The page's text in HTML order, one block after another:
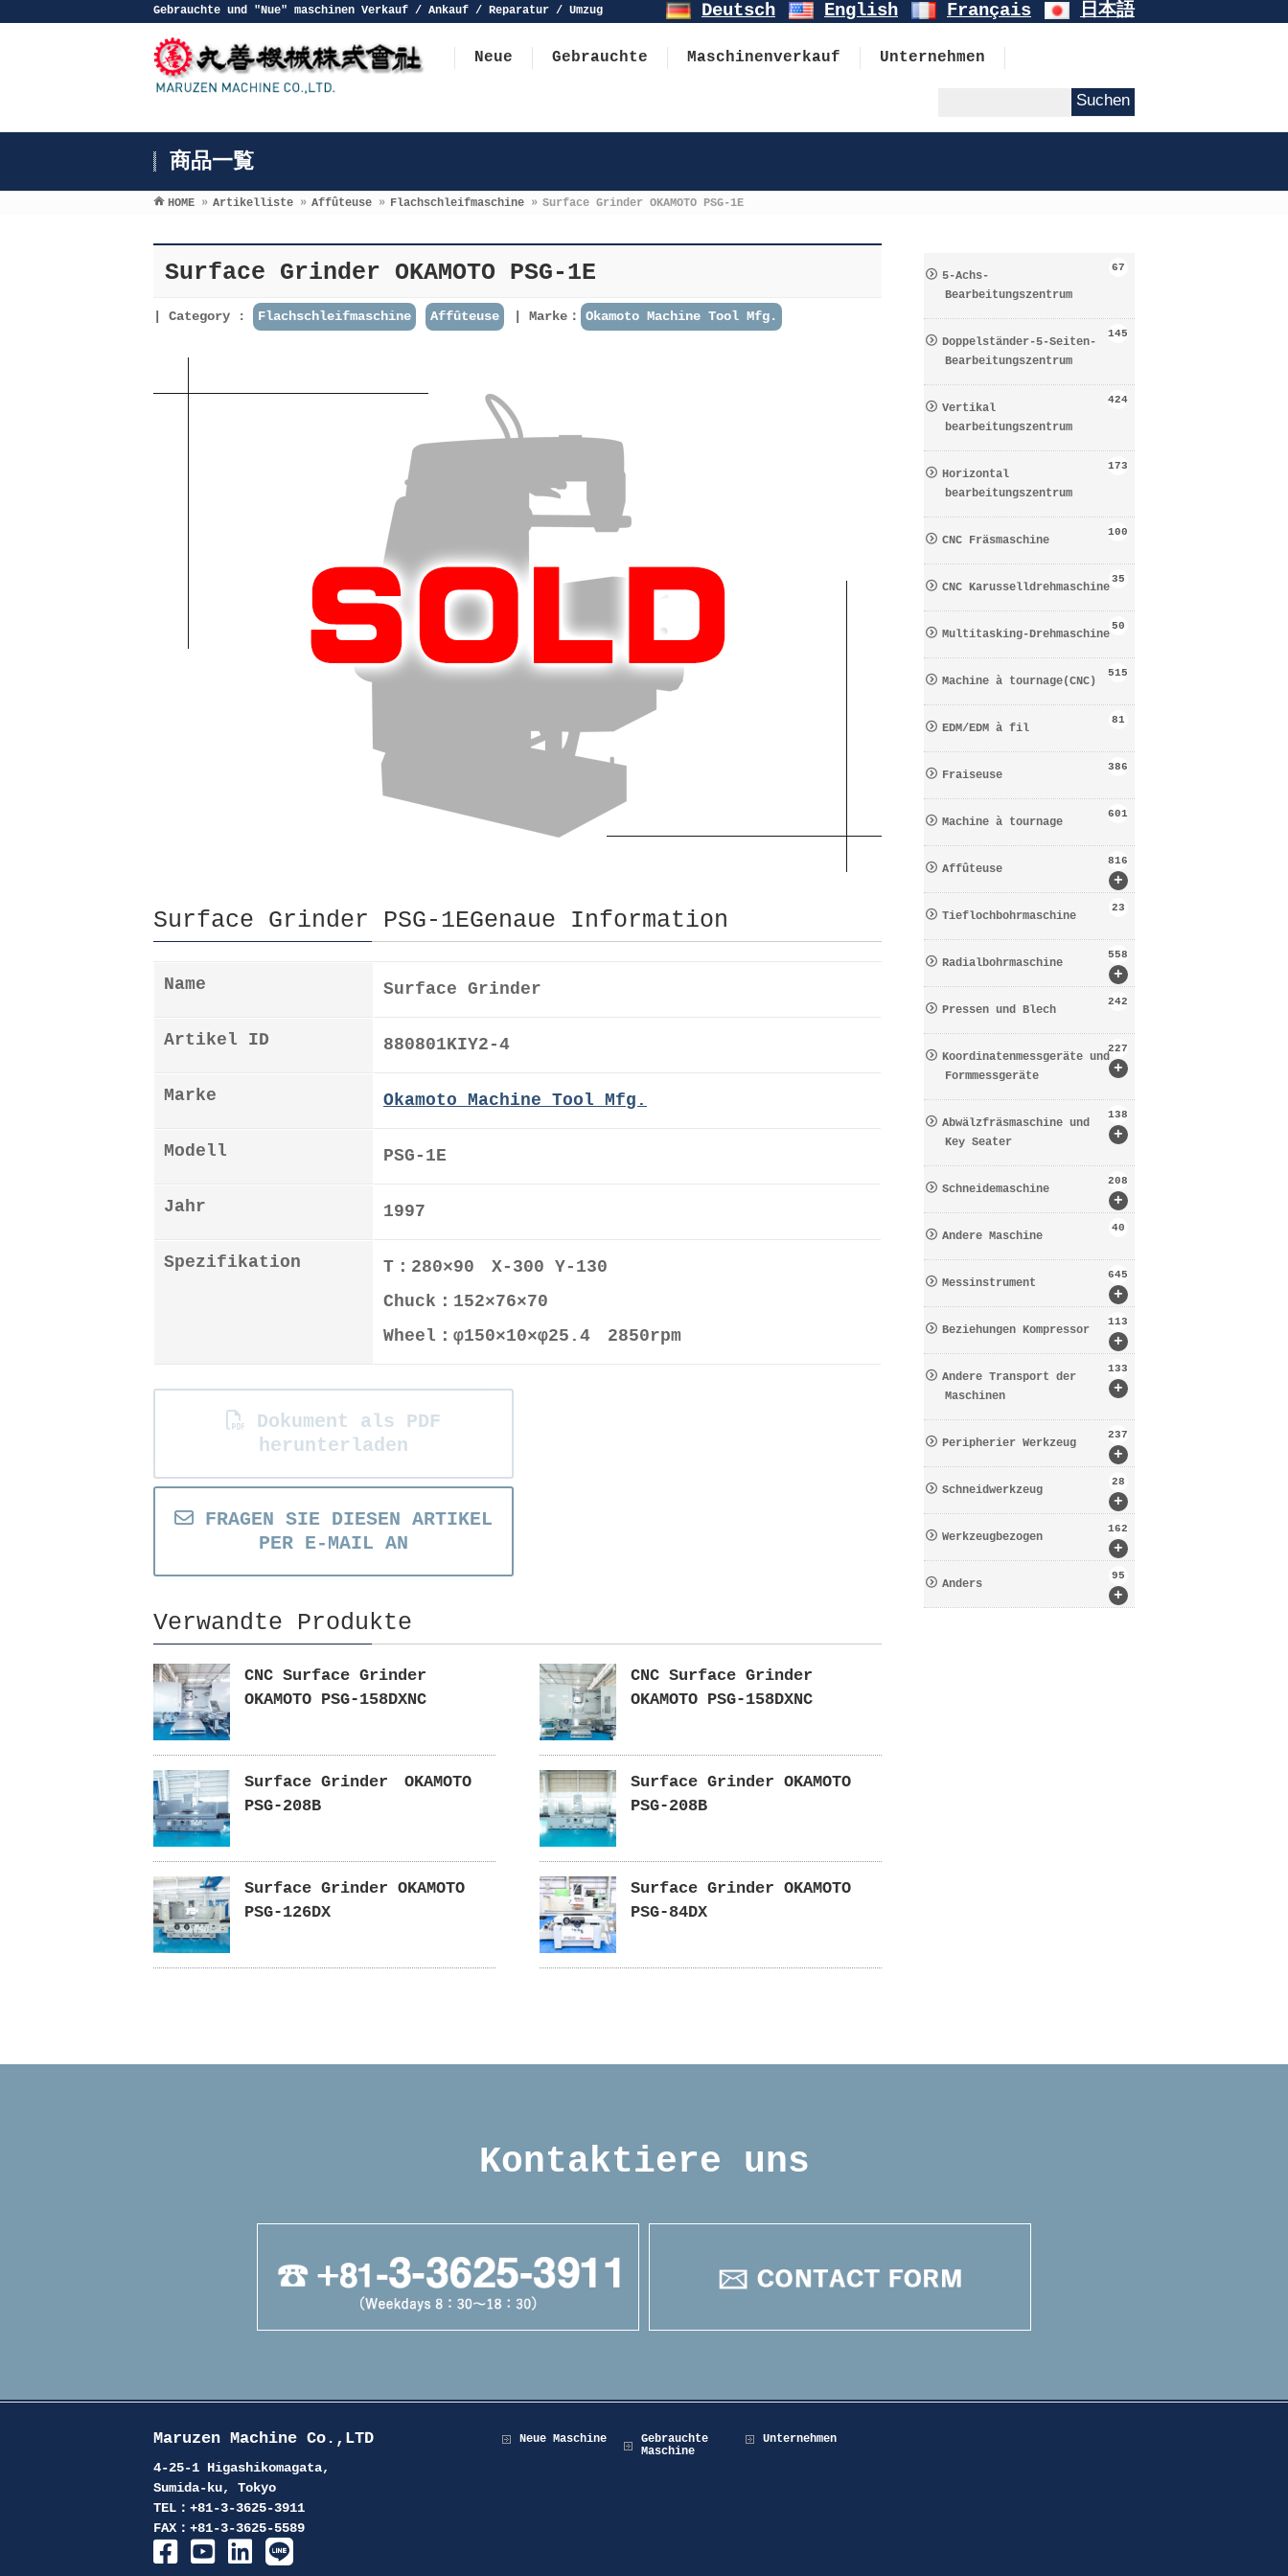
Gebrauchte und ″Nue″ maschinen Verkauf / Ankauf / Reparatur / Umzug Deutsch English Français 日本語
Neue Gebrauchte Maschinenverkauf Unternehmen
商品一覧
HOME » Artikelliste » Affûteuse » Flachschleifmaschine » Surface Grinder OKAMOTO PSG-1E
Surface Grinder OKAMOTO PSG-1E
Category : Flachschleifmaschine Affûteuse Marke： Okamoto Machine Tool Mfg.
Surface Grinder PSG-1EGenaue Information
Name Surface Grinder
Artikel ID 880801KIY2-4
Marke Okamoto Machine Tool Mfg.
Modell PSG-1E
Jahr 1997
Spezifikation
T：280×90 X-300 Y-130
Chuck：152×76×70
Wheel：φ150×10×φ25.4 2850rpm
Dokument als PDF
herunterladen
FRAGEN SIE DIESEN ARTIKEL
PER E-MAIL AN
Verwandte Produkte
CNC Surface Grinder
OKAMOTO PSG-158DXNC
CNC Surface Grinder
OKAMOTO PSG-158DXNC
Surface Grinder OKAMOTO
PSG-208B
Surface Grinder OKAMOTO
PSG-208B
Surface Grinder OKAMOTO
PSG-126DX
Surface Grinder OKAMOTO
PSG-84DX
5-Achs-
Bearbeitungszentrum
67
Doppelständer-5-Seiten-
Bearbeitungszentrum
145
Vertikal
bearbeitungszentrum
424
Horizontal
bearbeitungszentrum
173
CNC Fräsmaschine
100
CNC Karusselldrehmaschine
35
Multitasking-Drehmaschine
50
Machine à tournage(CNC)
515
EDM/EDM à fil
81
Fraiseuse
386
Machine à tournage
601
+
Affûteuse
816
Tieflochbohrmaschine
23
+
Radialbohrmaschine
558
Pressen und Blech
242
+
Koordinatenmessgeräte und
Formmessgeräte
227
+
Abwälzfräsmaschine und
Key Seater
138
+
Schneidemaschine
208
Andere Maschine
40
+
Messinstrument
645
+
Beziehungen Kompressor
113
+
Andere Transport der
Maschinen
133
+
Peripherier Werkzeug
237
+
Schneidwerkzeug
28
+
Werkzeugbezogen
162
+
Anders
95
Kontaktiere uns
Maruzen Machine Co.,LTD
4-25-1 Higashikomagata,
Sumida-ku, Tokyo
TEL：+81-3-3625-3911
FAX：+81-3-3625-5589
Neue Maschine
Gebrauchte
Maschine
Unternehmen